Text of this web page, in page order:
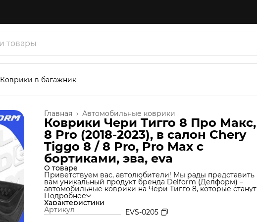
Коврики в багажник
Автомобильные коврики
Главная ›
Коврики Чери Тигго 8 Про Макс,
8 Pro (2018-2023), в салон Chery
Tiggo 8 / 8 Pro, Pro Max с
бортиками, эва, eva
О товаре
Приветствуем вас, автолюбители! Мы рады представить
вам уникальный продукт бренда Delform (Делформ) –
автомобильные коврики на Чери Тигго 8, которые станут
незаменимым аксессуаром для вашего автомобиля. Мы
используем уникальную технологию производства,
которая позволяет нам создавать коврики из материала
термоэластопласт (ТЭП), который идеально подходит под
Подробнее
Характеристики
Артикул
EVS-0205